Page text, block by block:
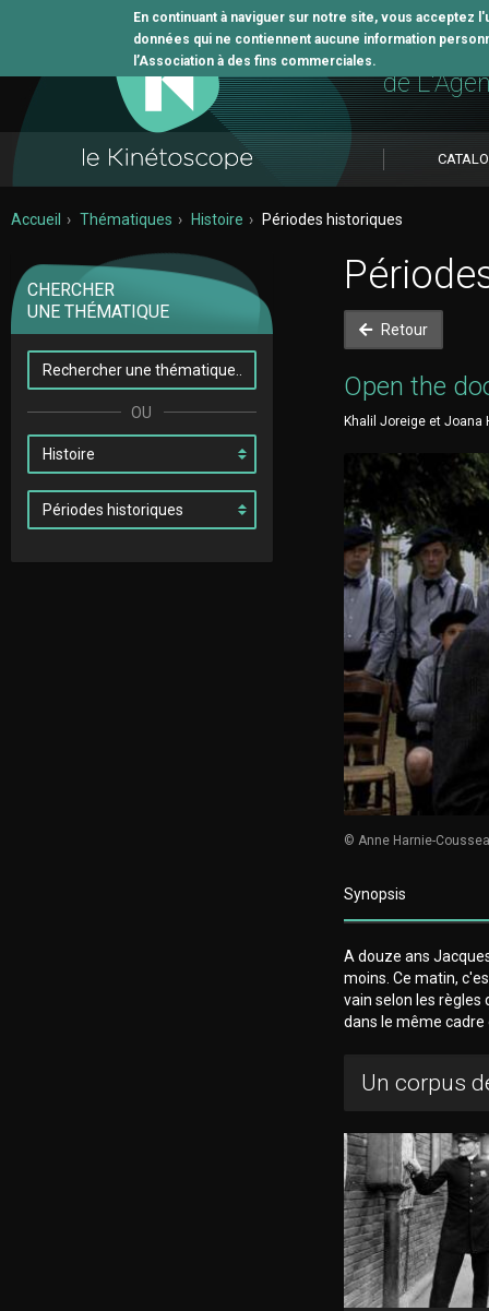
En continuant à naviguer sur notre site, vous
données qui ne contiennent aucune information
l’Association à des fins commerciales. L'outil
de
Accueil Thématiques Histoire Périodes historiques
CHERCHER
UNE THÉMATIQUE
Retour
Open the
Khalil Joreige et Joana
© Anne Harnie-
Synopsis
A douze ans
moins. Ce matin,
vain selon les
dans le même cadre
Un corpus